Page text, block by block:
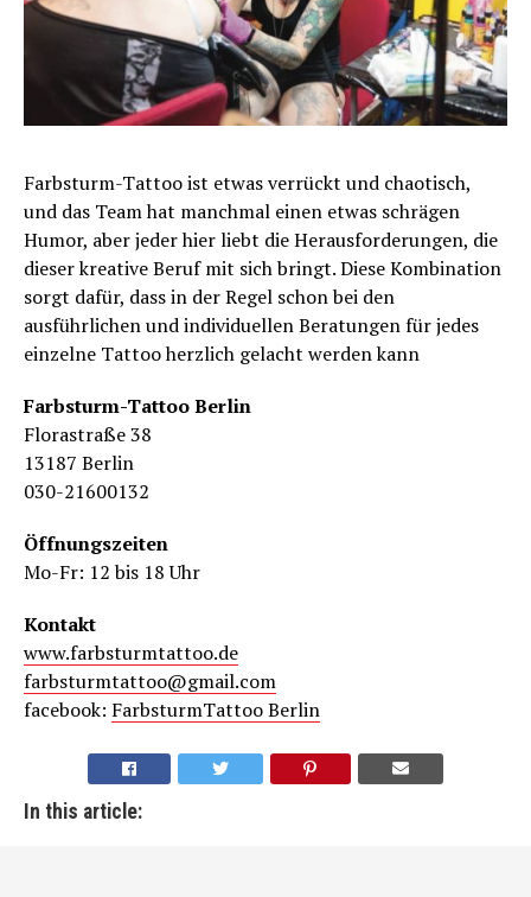
Farbsturm-Tattoo ist etwas verrückt und chaotisch,
und das Team hat manchmal einen etwas schrägen
Humor, aber jeder hier liebt die Herausforderungen, die
dieser kreative Beruf mit sich bringt. Diese Kombination
sorgt dafür, dass in der Regel schon bei den
ausführlichen und individuellen Beratungen für jedes
einzelne Tattoo herzlich gelacht werden kann
Farbsturm-Tattoo Berlin
Florastraße 38
13187 Berlin
030-21600132
Öffnungszeiten
Mo-Fr: 12 bis 18 Uhr
Kontakt
www.farbsturmtattoo.de
farbsturmtattoo@gmail.com
facebook: FarbsturmTattoo Berlin
In this article: